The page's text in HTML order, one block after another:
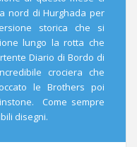
nord di Hurghada per
storica che si
lungo la rotta che
Diario di Bordo di
crociera che
le Brothers poi
Come sempre
disegni.